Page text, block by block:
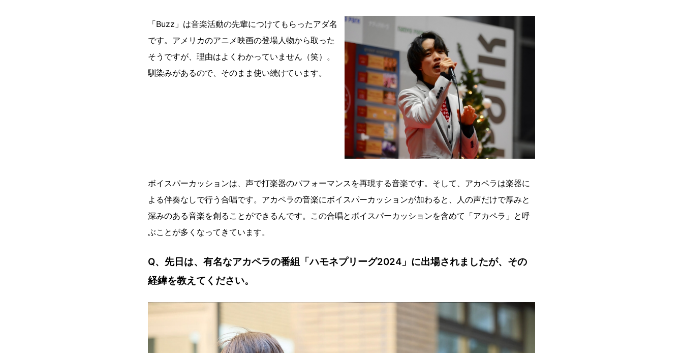
「Buzz」は音楽活動の先輩につけてもらったアダ名
です。アメリカのアニメ映画の登場人物から取った
そうですが、理由はよくわかっていません（笑）。
馴染みがあるので、そのまま使い続けています。
ボイスパーカッションは、声で打楽器のパフォーマンスを再現する音楽です。そして、アカペラは楽器に
よる伴奏なしで行う合唱です。アカペラの音楽にボイスパーカッションが加わると、人の声だけで厚みと
深みのある音楽を創ることができるんです。この合唱とボイスパーカッションを含めて「アカペラ」と呼
ぶことが多くなってきています。
Q、先日は、有名なアカペラの番組「ハモネプリーグ2024」に出場されましたが、その
経緯を教えてください。